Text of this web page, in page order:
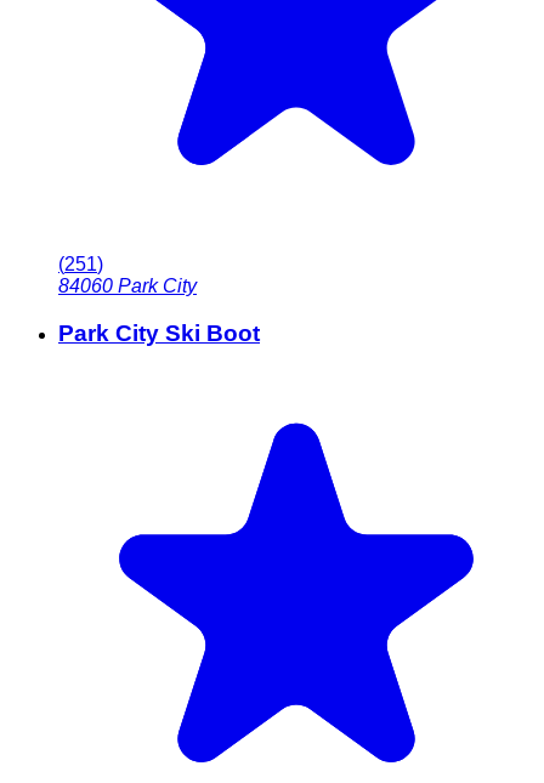
(251)
84060 Park City
Park City Ski Boot